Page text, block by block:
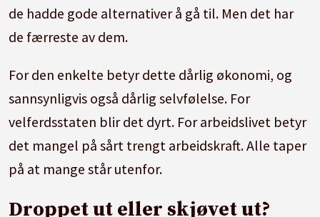
de hadde gode alternativer å gå til. Men det har
de færreste av dem.
For den enkelte betyr dette dårlig økonomi, og
sannsynligvis også dårlig selvfølelse. For
velferdsstaten blir det dyrt. For arbeidslivet betyr
det mangel på sårt trengt arbeidskraft. Alle taper
på at mange står utenfor.
Droppet ut eller skjøvet ut?